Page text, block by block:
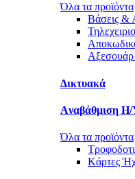
Όλα τα προϊόντα
Βάσεις &
Δικτυακά
Aναβάθμιση
Όλα τα προϊόντα
Kάρτες